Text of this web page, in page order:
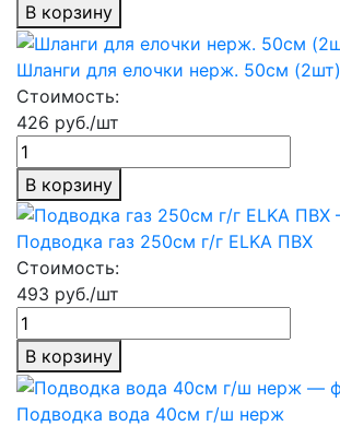
В корзину
Шланги для елочки нерж. 50см (2шт)
Стоимость:
426 руб./шт
В корзину
Подводка газ 250см г/г ELKA ПВХ
Стоимость:
493 руб./шт
В корзину
Подводка вода 40см г/ш нерж